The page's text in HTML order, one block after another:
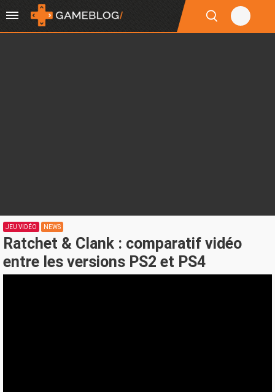
JEU VIDÉO NEWS
Ratchet & Clank : comparatif vidéo
entre les versions PS2 et PS4